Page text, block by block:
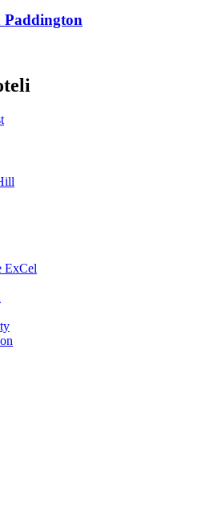
Paddington
ExCel